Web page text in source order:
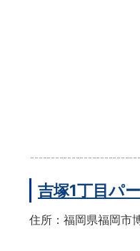
吉塚1丁目パ
住所：福岡県福岡市